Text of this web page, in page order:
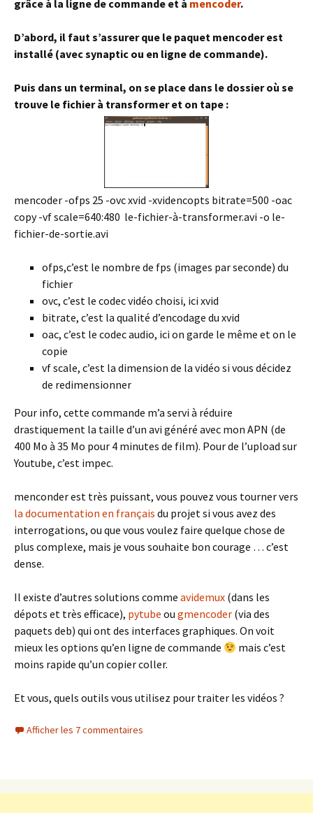
grâce à la ligne de commande et à mencoder.
D’abord, il faut s’assurer que le paquet mencoder est
installé (avec synaptic ou en ligne de commande).
Puis dans un terminal, on se place dans le dossier où se
trouve le fichier à transformer et on tape :
mencoder -ofps 25 -ovc xvid -xvidencopts bitrate=500 -oac
copy -vf scale=640:480 le-fichier-à-transformer.avi -o le-
fichier-de-sortie.avi
ofps,c’est le nombre de fps (images par seconde) du
fichier
ovc, c’est le codec vidéo choisi, ici xvid
bitrate, c’est la qualité d’encodage du xvid
oac, c’est le codec audio, ici on garde le même et on le
copie
vf scale, c’est la dimension de la vidéo si vous décidez
de redimensionner
Pour info, cette commande m’a servi à réduire
drastiquement la taille d’un avi généré avec mon APN (de
400 Mo à 35 Mo pour 4 minutes de film). Pour de l’upload sur
Youtube, c’est impec.
menconder est très puissant, vous pouvez vous tourner vers
la documentation en français du projet si vous avez des
interrogations, ou que vous voulez faire quelque chose de
plus complexe, mais je vous souhaite bon courage … c’est
dense.
Il existe d’autres solutions comme avidemux (dans les
dépots et très efficace), pytube ou gmencoder (via des
paquets deb) qui ont des interfaces graphiques. On voit
mieux les options qu’en ligne de commande
mais c’est
moins rapide qu’un copier coller.
Et vous, quels outils vous utilisez pour traiter les vidéos ?
Afficher les 7 commentaires